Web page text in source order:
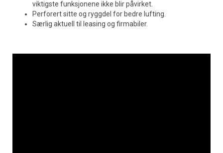
viktigste funksjonene ikke blir påvirket.
Perforert sitte og ryggdel for bedre lufting.
Særlig aktuell til leasing og firmabiler.